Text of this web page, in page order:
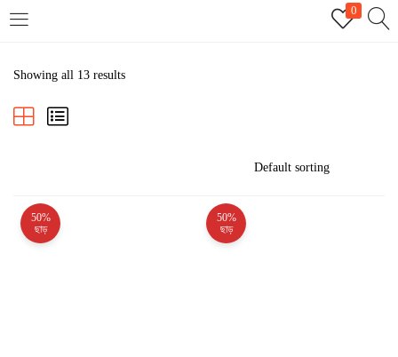
0
REGISTER
Showing all 13 results
50%
ছাড়
50%
ছাড়